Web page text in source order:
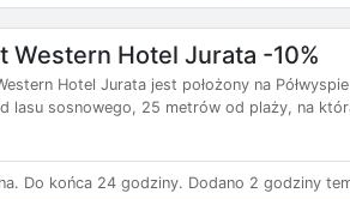
Western Hotel Jurata -10%
Hotel Jurata jest położony na
lasu sosnowego, 25 metrów od plaży, na
Do końca 24 godziny. Dodano 2 godziny